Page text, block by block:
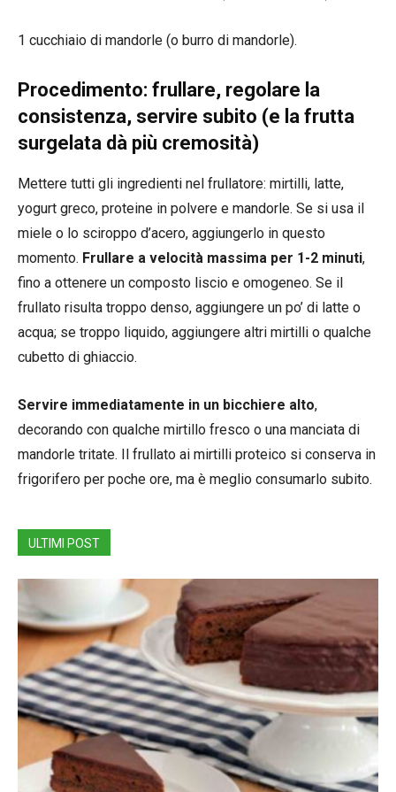
1 cucchiaio di mandorle (o burro di mandorle).
Procedimento: frullare, regolare la
consistenza, servire subito (e la frutta
surgelata dà più cremosità)
Mettere tutti gli ingredienti nel frullatore: mirtilli, latte,
yogurt greco, proteine in polvere e mandorle. Se si usa il
miele o lo sciroppo d’acero, aggiungerlo in questo
momento. Frullare a velocità massima per 1-2 minuti,
fino a ottenere un composto liscio e omogeneo. Se il
frullato risulta troppo denso, aggiungere un po’ di latte o
acqua; se troppo liquido, aggiungere altri mirtilli o qualche
cubetto di ghiaccio.
Servire immediatamente in un bicchiere alto,
decorando con qualche mirtillo fresco o una manciata di
mandorle tritate. Il frullato ai mirtilli proteico si conserva in
frigorifero per poche ore, ma è meglio consumarlo subito.
ULTIMI POST